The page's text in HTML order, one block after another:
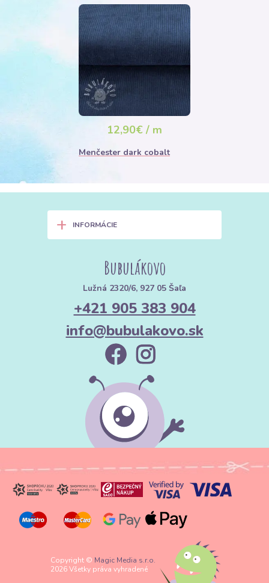
12,90€ / m
Menčester dark cobalt
+ INFORMÁCIE
Bubulákovo
Lužná 2320/6, 927 05 Šaľa
+421 905 383 904
info@bubulakovo.sk
Copyright © Magic Media s.r.o.
2026 Všetky práva vyhradené